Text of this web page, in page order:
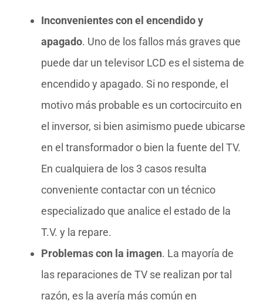
Inconvenientes con el encendido y
apagado. Uno de los fallos más graves que
puede dar un televisor LCD es el sistema de
encendido y apagado. Si no responde, el
motivo más probable es un cortocircuito en
el inversor, si bien asimismo puede ubicarse
en el transformador o bien la fuente del TV.
En cualquiera de los 3 casos resulta
conveniente contactar con un técnico
especializado que analice el estado de la
T.V. y la repare.
Problemas con la imagen. La mayoría de
las reparaciones de TV se realizan por tal
razón, es la avería más común en